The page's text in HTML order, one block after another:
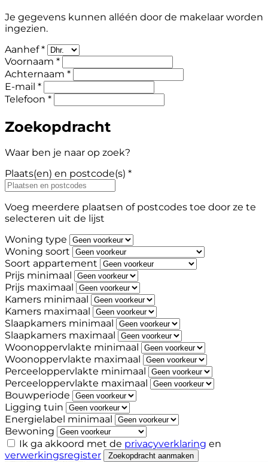
Je gegevens kunnen alléén door de makelaar worden
ingezien.
Aanhef *
Voornaam *
Achternaam *
E-mail *
Telefoon *
Zoekopdracht
Waar ben je naar op zoek?
Plaats(en) en postcode(s) *
Voeg meerdere plaatsen of postcodes toe door ze te
selecteren uit de lijst
Woning type
Woning soort
Soort appartement
Prijs minimaal
Prijs maximaal
Kamers minimaal
Kamers maximaal
Slaapkamers minimaal
Slaapkamers maximaal
Woonoppervlakte minimaal
Woonoppervlakte maximaal
Perceeloppervlakte minimaal
Perceeloppervlakte maximaal
Bouwperiode
Ligging tuin
Energielabel minimaal
Bewoning
Ik ga akkoord met de privacyverklaring en
verwerkingsregister
Zoekopdracht aanmaken